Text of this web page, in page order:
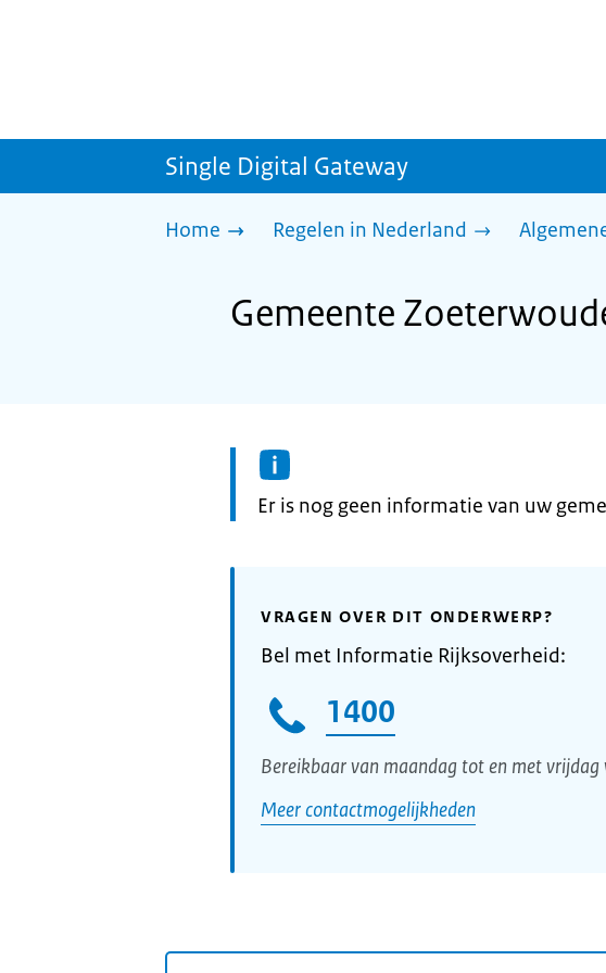
Single Digital Gateway
Home Regelen in Nederland
Gemeente
Informatie:
Er is nog geen informatie van uw
VRAGEN OVER DIT ONDERWERP?
Bel met Informatie Rijksoverheid:
1400
Bereikbaar van maandag tot en met
Meer contactmogelijkheden